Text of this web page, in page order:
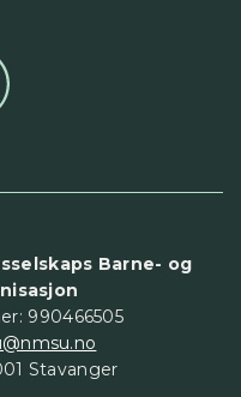
Barne- og
990466505
Stavanger